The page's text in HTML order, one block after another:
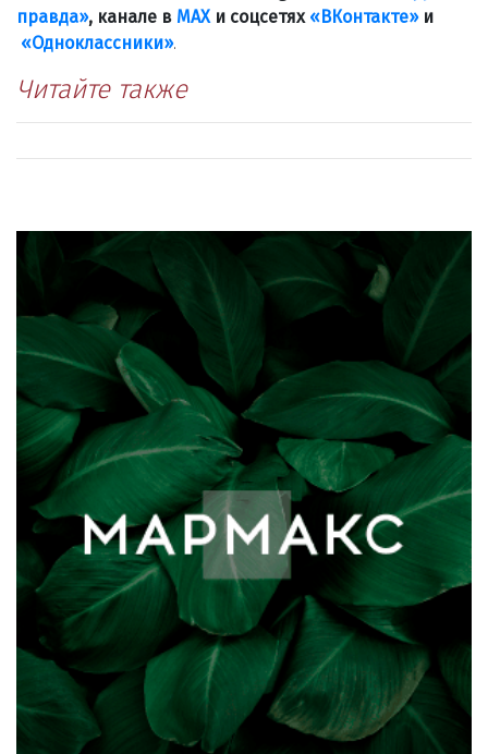
правда», канале в МАХ и соцсетях «ВКонтакте»и
«Одноклассники».
Читайте также